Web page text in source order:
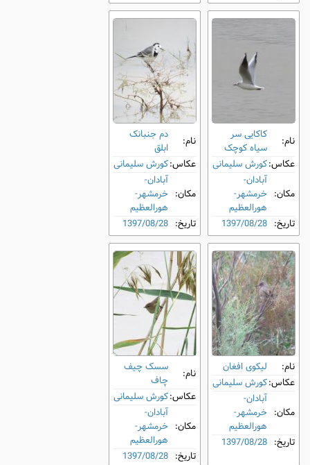
نام:
کاکایی سر
سیاه کوچک
عکاس:کورش سلیمانی
مکان:
آبادان-
خرمشهر-
هورالعظیم
تاریخ: 1397/08/28
نام:
دم‌ جنبانک
ابلق
عکاس:کورش سلیمانی
مکان:
آبادان-
خرمشهر-
هورالعظیم
تاریخ: 1397/08/28
نام:
لیکوی افغان
عکاس:کورش سلیمانی
مکان:
آبادان-
خرمشهر-
هورالعظیم
تاریخ: 1397/08/28
نام:
سسک چیف‌
چاف
عکاس:کورش سلیمانی
مکان:
آبادان-
خرمشهر-
هورالعظیم
تاریخ: 1397/08/28